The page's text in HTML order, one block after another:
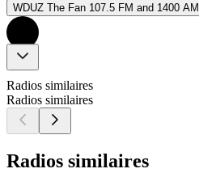
WDUZ The Fan 107.5 FM and 1400 AM
Radios similaires
Radios similaires
Radios similaires